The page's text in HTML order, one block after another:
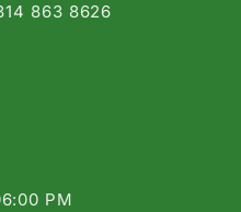
863 8626
PM